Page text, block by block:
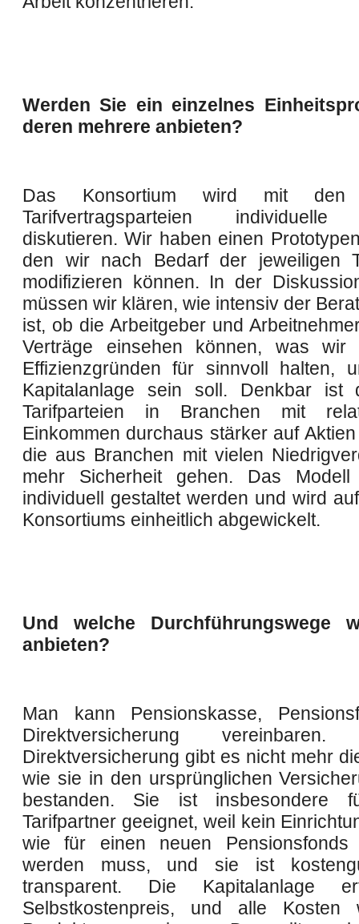
Werden Sie ein einzelnes
deren mehrere anbieten?
Das Konsortium wird mit den
Tarifvertragsparteien individuelle
diskutieren. Wir haben einen
den wir nach Bedarf der jeweiligen
modifizieren können. In der
müssen wir klären, wie intensiv der
ist, ob die Arbeitgeber und
Verträge einsehen können, was wir
Effizienzgründen für sinnvoll halten,
Kapitalanlage sein soll. Denkbar ist
Tarifparteien in Branchen mit
Einkommen durchaus stärker auf
die aus Branchen mit vielen
mehr Sicherheit gehen. Das
individuell gestaltet werden und wird
Konsortiums einheitlich abgewickelt.
Und welche Durchführungswege
anbieten?
Man kann Pensionskasse,
Direktversicherung
Direktversicherung gibt es nicht mehr
wie sie in den ursprünglichen
bestanden. Sie ist insbesondere
Tarifpartner geeignet, weil kein
wie für einen neuen Pensionsfonds
werden muss, und sie ist
transparent. Die Kapitalanlage
Selbstkostenpreis, und alle Kosten